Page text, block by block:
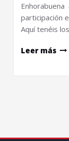
participación
Aquí tenéis
Leer más